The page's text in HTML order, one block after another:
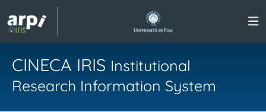
CINECA IRIS Institutional
Research Information System